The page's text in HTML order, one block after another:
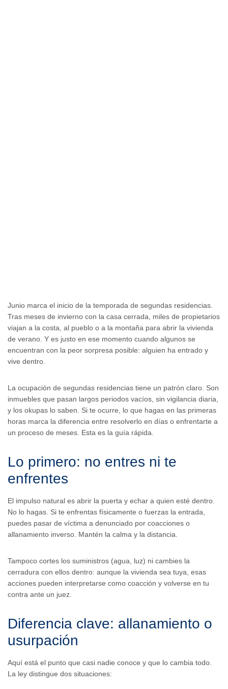
Junio marca el inicio de la temporada de segundas residencias.
Tras meses de invierno con la casa cerrada, miles de propietarios
viajan a la costa, al pueblo o a la montaña para abrir la vivienda
de verano. Y es justo en ese momento cuando algunos se
encuentran con la peor sorpresa posible: alguien ha entrado y
vive dentro.
La ocupación de segundas residencias tiene un patrón claro. Son
inmuebles que pasan largos periodos vacíos, sin vigilancia diaria,
y los okupas lo saben. Si te ocurre, lo que hagas en las primeras
horas marca la diferencia entre resolverlo en días o enfrentarte a
un proceso de meses. Esta es la guía rápida.
Lo primero: no entres ni te
enfrentes
El impulso natural es abrir la puerta y echar a quien esté dentro.
No lo hagas. Si te enfrentas físicamente o fuerzas la entrada,
puedes pasar de víctima a denunciado por coacciones o
allanamiento inverso. Mantén la calma y la distancia.
Tampoco cortes los suministros (agua, luz) ni cambies la
cerradura con ellos dentro: aunque la vivienda sea tuya, esas
acciones pueden interpretarse como coacción y volverse en tu
contra ante un juez.
Diferencia clave: allanamiento o
usurpación
Aquí está el punto que casi nadie conoce y que lo cambia todo.
La ley distingue dos situaciones: